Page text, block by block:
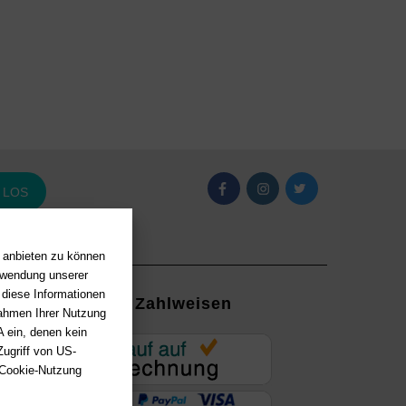
zu können
unserer
Informationen
Ihrer Nutzung
ein, denen kein
von US-
Nutzung
LOS
mit
Zahlweisen